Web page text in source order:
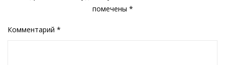
помечены *
Комментарий *